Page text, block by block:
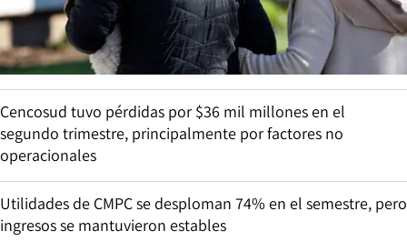
Cencosud tuvo pérdidas por $36 mil millones en el
segundo trimestre, principalmente por factores no
operacionales
Utilidades de CMPC se desploman 74% en el semestre, pero
ingresos se mantuvieron estables